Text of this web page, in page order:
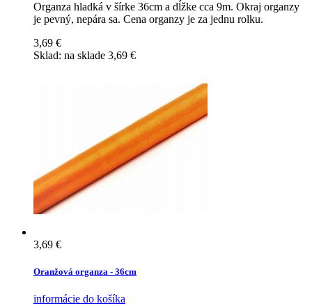
Organza hladká v šírke 36cm a dĺžke cca 9m. Okraj organzy
je pevný, nepára sa. Cena organzy je za jednu rolku.
3,69 €
Sklad: na sklade 3,69 €
3,69 €
Oranžová organza - 36cm
informácie do košíka